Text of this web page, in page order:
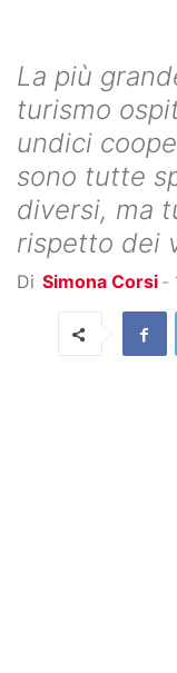
La più
turismo
undici
sono tutte
diversi, ma
rispetto dei
Di Simona Corsi -